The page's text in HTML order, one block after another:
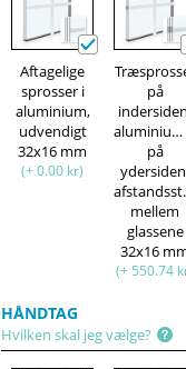
Aftagelige
sprosser i
aluminium,
udvendigt
32x16 mm
(+ 0.00 kr)
på
på
mellem
glassene
32x16
(+ 550.74
HÅNDTAG
Hvilken skal jeg vælge?